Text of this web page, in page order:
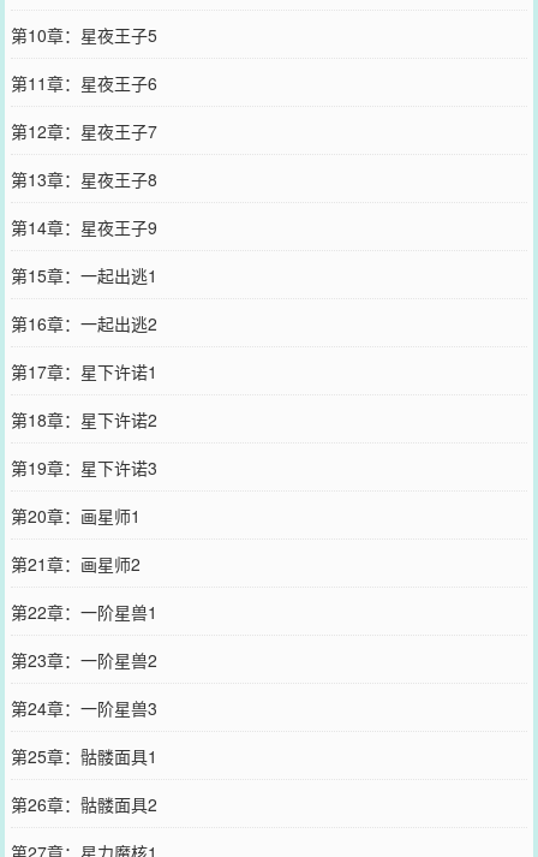
第10章：星夜王子5
第11章：星夜王子6
第12章：星夜王子7
第13章：星夜王子8
第14章：星夜王子9
第15章：一起出逃1
第16章：一起出逃2
第17章：星下许诺1
第18章：星下许诺2
第19章：星下许诺3
第20章：画星师1
第21章：画星师2
第22章：一阶星兽1
第23章：一阶星兽2
第24章：一阶星兽3
第25章：骷髅面具1
第26章：骷髅面具2
第27章：星力魔核1